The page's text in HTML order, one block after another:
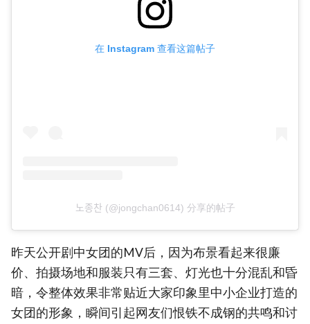
在 Instagram 查看这篇帖子
노종찬 (@jongchan0614) 分享的帖子
昨天公开剧中女团的MV后，因为布景看起来很廉
价、拍摄场地和服装只有三套、灯光也十分混乱和昏
暗，令整体效果非常贴近大家印象里中小企业打造的
女团的形象，瞬间引起网友们恨铁不成钢的共鸣和讨